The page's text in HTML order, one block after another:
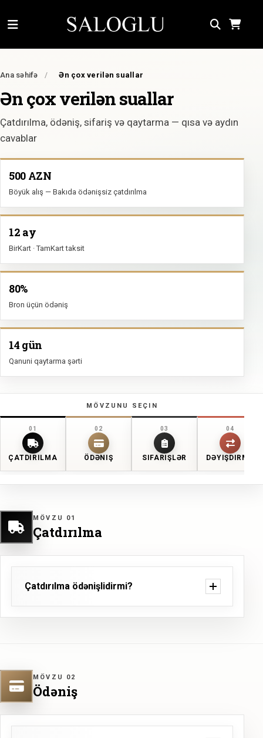
Ana səhifə / Ən çox verilən suallar
Ən çox verilən suallar
Çatdırılma, ödəniş, sifariş və qaytarma — qısa və aydın
cavablar
500 AZN
Böyük alış — Bakıda ödənişsiz çatdırılma
12 ay
BirKart · TamKart taksit
80%
Bron üçün ödəniş
14 gün
Qanuni qaytarma şərti
MÖVZUNU SEÇIN
01
ÇATDIRILMA
02
ÖDƏNIŞ
03
SIFARIŞLƏR
04
DƏYIŞDIRMƏ
MÖVZU 01
Çatdırılma
Çatdırılma ödənişlidirmi?
MÖVZU 02
Ödəniş